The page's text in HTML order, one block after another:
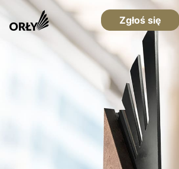
Zgłoś się